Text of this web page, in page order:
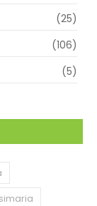
(25)
(106)
(5)
simaria